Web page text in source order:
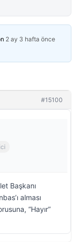
2 ay 3 hafta önce
#15100
Başkanı
alması
“Hayır”